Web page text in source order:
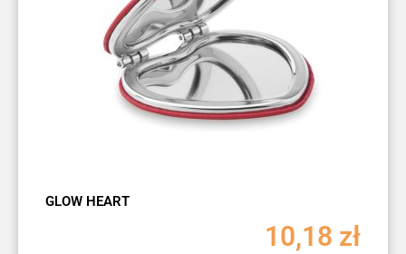
GLOW HEART
10,18 zł